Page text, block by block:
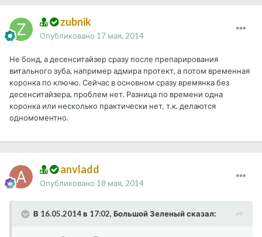
zubnik
Опубликовано 17 мая, 2014
Не бонд, а десенситайзер сразу после препарирования
витального зуба, например адмира протект, а потом временная
коронка по ключю. Сейчас в основном сразу времянка без
десенситайзера, проблем нет. Разница по времени одна
коронка или несколько практически нет, т.к. делаются
одномоментно.
anvladd
Опубликовано 18 мая, 2014
В 16.05.2014 в 17:02, Большой Зеленый сказал: